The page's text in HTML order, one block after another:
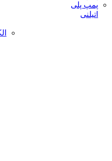
پمپ پلی
اتیلنی